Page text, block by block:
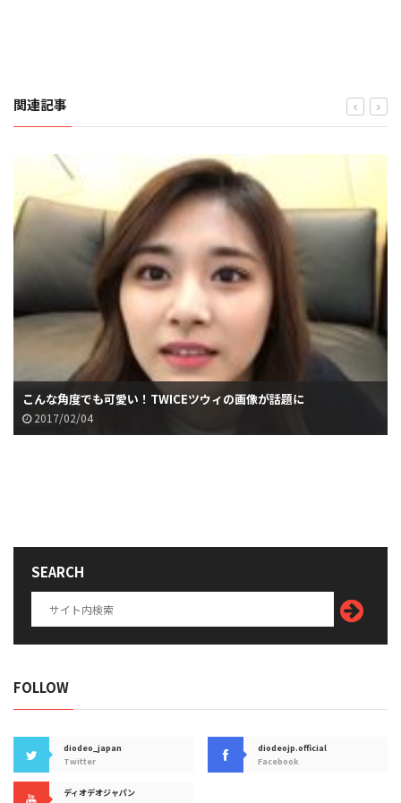
関連記事
こんな角度でも可愛い！TWICEツウィの画像が話題に
2017/02/04
SEARCH
FOLLOW
diodeo_japan
Twitter
diodeojp.official
Facebook
ディオデオジャパン